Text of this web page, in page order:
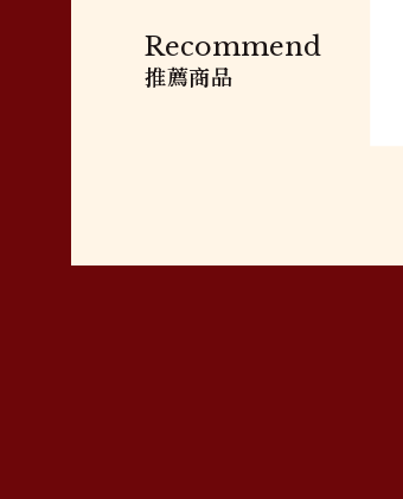
Recommend
推薦商品